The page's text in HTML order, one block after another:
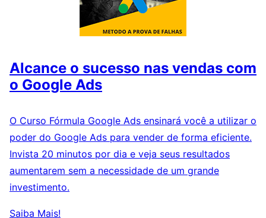
Alcance o sucesso nas vendas com
o Google Ads
O Curso Fórmula Google Ads ensinará você a utilizar o
poder do Google Ads para vender de forma eficiente.
Invista 20 minutos por dia e veja seus resultados
aumentarem sem a necessidade de um grande
investimento.
Saiba Mais!